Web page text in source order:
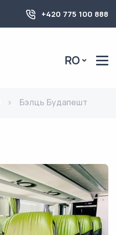
+420 775 100 888
RO
Бэлць Будапешт